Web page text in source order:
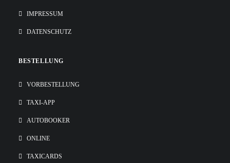
IMPRESSUM
DATENSCHUTZ
BESTELLUNG
VORBESTELLUNG
TAXI-APP
AUTOBOOKER
ONLINE
TAXICARDS